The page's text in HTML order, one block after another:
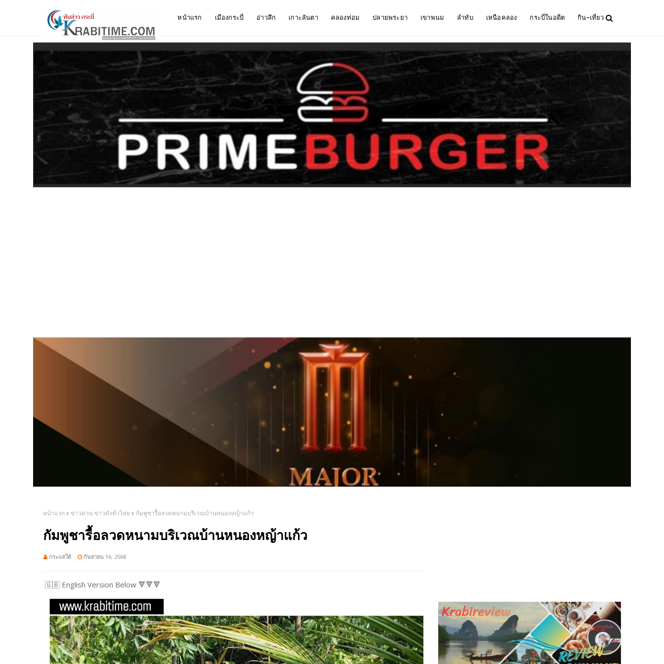
หน้าแรก เมืองกระบี่ อ่าวลึก เกาะลันตา คลองท่อม ปลายพระยา เขาพนม ลำทับ เหนือคลอง กระบี่ในอดีต กิน-เที่ยว
หน้าแรก ข่าวด่วน ข่าวดังทั่วไทย กัมพูชารื้อลวดหนามบริเวณบ้านหนองหญ้าแก้ว
กัมพูชารื้อลวดหนามบริเวณบ้านหนองหญ้าแก้ว
กระแสใต้ กันยายน 16, 2568
🇬🇧 English Version Below 🔻🔻🔻